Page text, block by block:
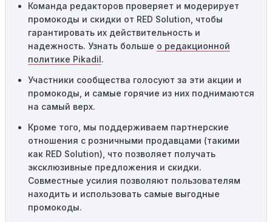
предназначены только для однократного
использования. Если код уже был использован кем-то
другим, он не будет действовать повторно.
Технические сбои:
привести к неработоспособности кодов промокодов. В
таких случаях следует обратиться за помощью в
службу поддержки.
Команда редакторов проверяет и модерирует
промокоды и скидки от RED Solution, чтобы
гарантировать их действительность и
надежность. Узнать больше о редакционной
политике Pikadil.
Участники сообщества голосуют за эти акции и
промокоды, и самые горячие из них поднимаются
на самый верх.
Кроме того, мы поддерживаем партнерские
отношения с розничными продавцами (такими
как RED Solution), что позволяет получать
эксклюзивные предложения и скидки.
Совместные усилия позволяют пользователям
находить и использовать самые выгодные
промокоды.